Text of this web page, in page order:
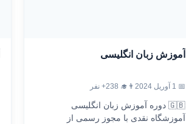
آموزش زبان انگلیسی
📅 1 آوریل 2024 👨‍🎓 238+ نفر
🇬🇧 دوره آموزش زبان انگلیسی
آموزشگاه نقدی با مجوز رسمی از